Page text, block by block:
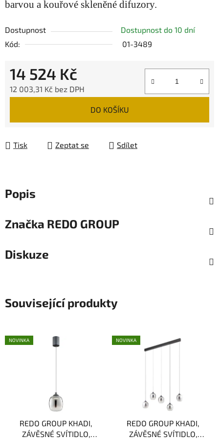
barvou a kouřové skleněné difuzory.
Dostupnost
Dostupnost do 10 dní
Kód:
01-3489
14 524 Kč
12 003,31 Kč bez DPH
DO KOŠÍKU
Tisk Zeptat se Sdílet
Popis
Značka REDO GROUP
Diskuze
Související produkty
NOVINKA
REDO GROUP KHADI,
ZÁVĚSNÉ SVÍTIDLO,
NOVINKA
REDO GROUP KHADI,
ZÁVĚSNÉ SVÍTIDLO,